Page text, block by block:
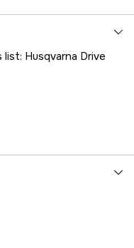
Husqvarna Drive